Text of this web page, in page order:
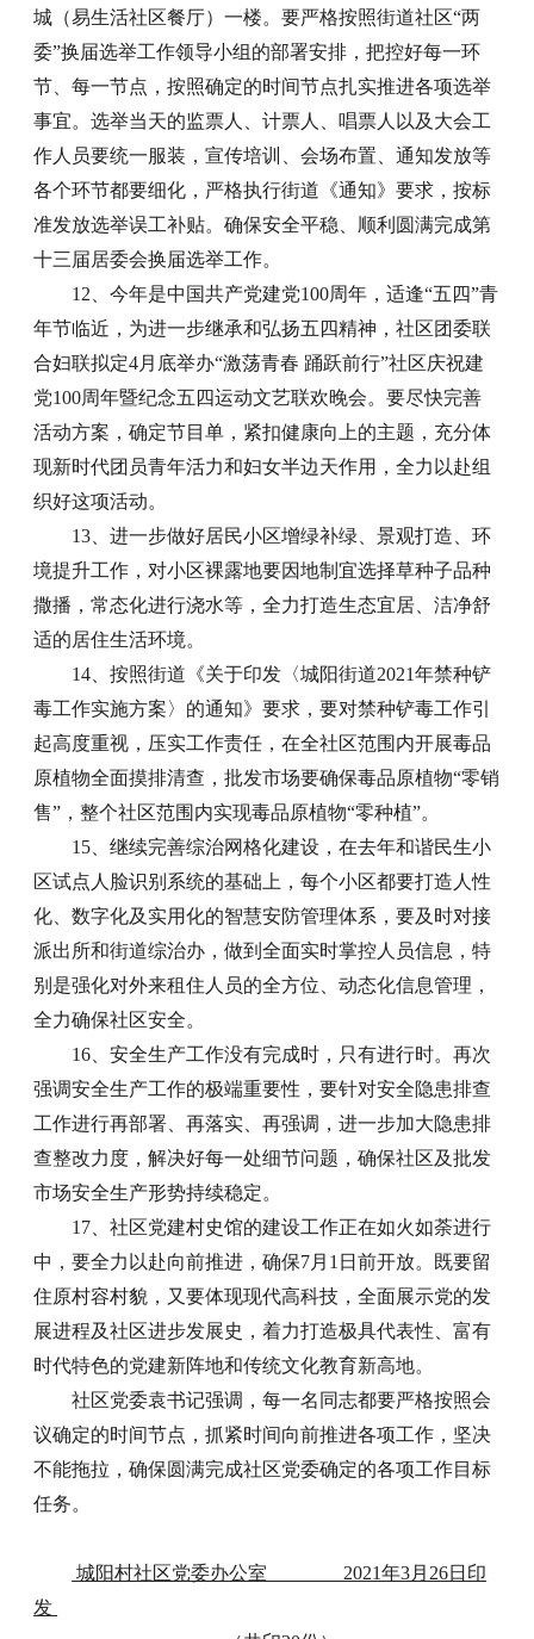
城（易生活社区餐厅）一楼。要严格按照街道社区“两
委”换届选举工作领导小组的部署安排，把控好每一环
节、每一节点，按照确定的时间节点扎实推进各项选举
事宜。选举当天的监票人、计票人、唱票人以及大会工
作人员要统一服装，宣传培训、会场布置、通知发放等
各个环节都要细化，严格执行街道《通知》要求，按标
准发放选举误工补贴。确保安全平稳、顺利圆满完成第
十三届居委会换届选举工作。
12、今年是中国共产党建党100周年，适逢“五四”青
年节临近，为进一步继承和弘扬五四精神，社区团委联
合妇联拟定4月底举办“激荡青春 踊跃前行”社区庆祝建
党100周年暨纪念五四运动文艺联欢晚会。要尽快完善
活动方案，确定节目单，紧扣健康向上的主题，充分体
现新时代团员青年活力和妇女半边天作用，全力以赴组
织好这项活动。
13、进一步做好居民小区增绿补绿、景观打造、环
境提升工作，对小区裸露地要因地制宜选择草种子品种
撒播，常态化进行浇水等，全力打造生态宜居、洁净舒
适的居住生活环境。
14、按照街道《关于印发〈城阳街道2021年禁种铲
毒工作实施方案〉的通知》要求，要对禁种铲毒工作引
起高度重视，压实工作责任，在全社区范围内开展毒品
原植物全面摸排清查，批发市场要确保毒品原植物“零销
售”，整个社区范围内实现毒品原植物“零种植”。
15、继续完善综治网格化建设，在去年和谐民生小
区试点人脸识别系统的基础上，每个小区都要打造人性
化、数字化及实用化的智慧安防管理体系，要及时对接
派出所和街道综治办，做到全面实时掌控人员信息，特
别是强化对外来租住人员的全方位、动态化信息管理，
全力确保社区安全。
16、安全生产工作没有完成时，只有进行时。再次
强调安全生产工作的极端重要性，要针对安全隐患排查
工作进行再部署、再落实、再强调，进一步加大隐患排
查整改力度，解决好每一处细节问题，确保社区及批发
市场安全生产形势持续稳定。
17、社区党建村史馆的建设工作正在如火如荼进行
中，要全力以赴向前推进，确保7月1日前开放。既要留
住原村容村貌，又要体现现代高科技，全面展示党的发
展进程及社区进步发展史，着力打造极具代表性、富有
时代特色的党建新阵地和传统文化教育新高地。
社区党委袁书记强调，每一名同志都要严格按照会
议确定的时间节点，抓紧时间向前推进各项工作，坚决
不能拖拉，确保圆满完成社区党委确定的各项工作目标
任务。
城阳村社区党委办公室 2021年3月26日印
发